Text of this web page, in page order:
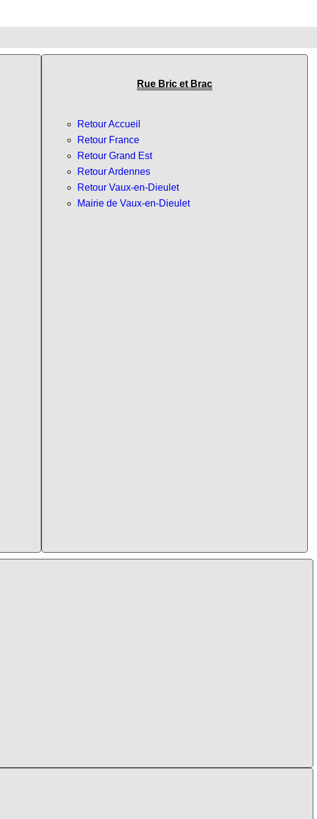
Rue Bric et Brac
Retour Accueil
Retour France
Retour Grand Est
Retour Ardennes
Retour Vaux-en-Dieulet
Mairie de Vaux-en-Dieulet